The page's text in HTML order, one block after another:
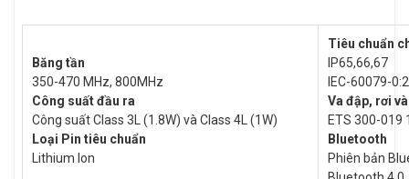
Băng tần
350-470 MHz, 800MHz
Công suất đầu ra
Công suất Class 3L (1.8W) và Class 4L (1W)
Loại Pin tiêu chuẩn
Lithium Ion
Tiêu chuẩn
IP65,66,67
IEC-60079-
Va đập, rơi
ETS 300-019
Bluetooth
Phiên bản